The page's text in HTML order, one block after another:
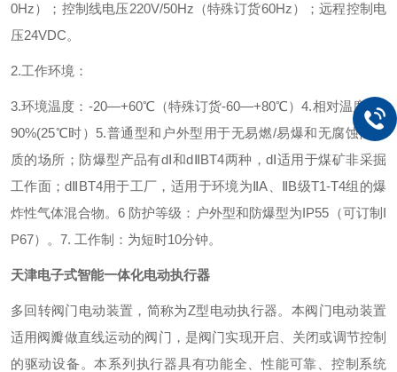
0Hz）；控制线电压220V/50Hz （特殊订货60Hz）；远程控制电
压24VDC。
2.工作环境：
3.环境温度： -20—+60℃（特殊订货-60—+80℃）4.相对温度：≤
90%(25℃时） 5.普通型和户外型用于无易燃/易爆和无腐蚀性介
质的场所；防爆型产品有dⅠ和dⅡBT4两种， dⅠ适用于煤矿非采掘
工作面；dⅡBT4用于工厂，适用于环境为ⅡA 、ⅡB级T1-T4组的爆
炸性气体混合物。 6 防护等级：户外型和防爆型为IP55 （可订制 I
P67）。 7. 工作制：为短时10分钟。
天津电子式智能一体化电动执行器
多回转阀门电动装置，简称为Z型电动执行器。本阀门电动装置
适用阀瓣做直线运动的阀门，是阀门实现开启、关闭或调节控制
的驱动设备。本系列执行器具有功能全、性能可靠、控制系统